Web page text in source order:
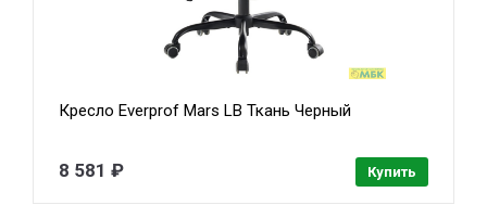
Кресло Everprof Mars LB Ткань Черный
8 581 ₽ Купить